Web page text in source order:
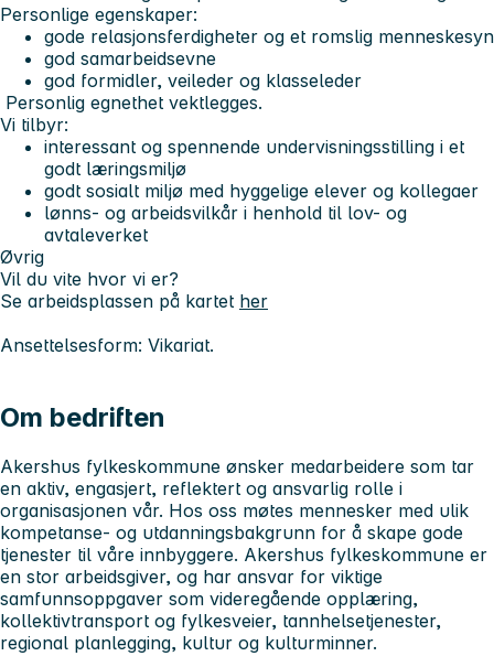
Personlige egenskaper:
gode relasjonsferdigheter og et romslig menneskesyn
god samarbeidsevne
god formidler, veileder og klasseleder
Personlig egnethet vektlegges.
Vi tilbyr:
interessant og spennende undervisningsstilling i et
godt læringsmiljø
godt sosialt miljø med hyggelige elever og kollegaer
lønns- og arbeidsvilkår i henhold til lov- og
avtaleverket
Øvrig
Vil du vite hvor vi er?
Se arbeidsplassen på kartet her
Ansettelsesform: Vikariat.
Om bedriften
Akershus fylkeskommune ønsker medarbeidere som tar
en aktiv, engasjert, reflektert og ansvarlig rolle i
organisasjonen vår. Hos oss møtes mennesker med ulik
kompetanse- og utdanningsbakgrunn for å skape gode
tjenester til våre innbyggere. Akershus fylkeskommune er
en stor arbeidsgiver, og har ansvar for viktige
samfunnsoppgaver som videregående opplæring,
kollektivtransport og fylkesveier, tannhelsetjenester,
regional planlegging, kultur og kulturminner.